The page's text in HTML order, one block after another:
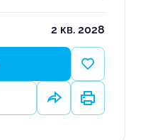
2 кв. 2028